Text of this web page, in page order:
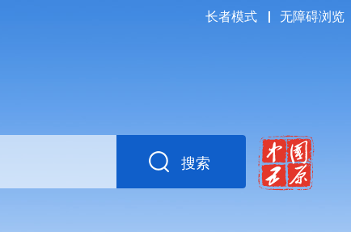
长者模式 无障碍浏览
搜索